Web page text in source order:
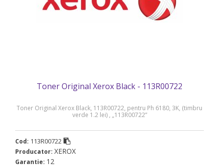
Toner Original Xerox Black - 113R00722
Toner Original Xerox Black, 113R00722, pentru Ph 6180, 3K, (timbru
verde 1.2 lei) , „113R00722”
Cod: 113R00722
Producator: XEROX
Garantie: 12